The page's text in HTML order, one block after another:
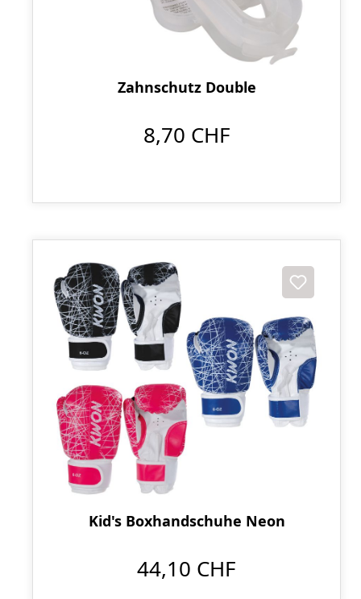
Zahnschutz Double
8,70 CHF
Kid's Boxhandschuhe Neon
44,10 CHF